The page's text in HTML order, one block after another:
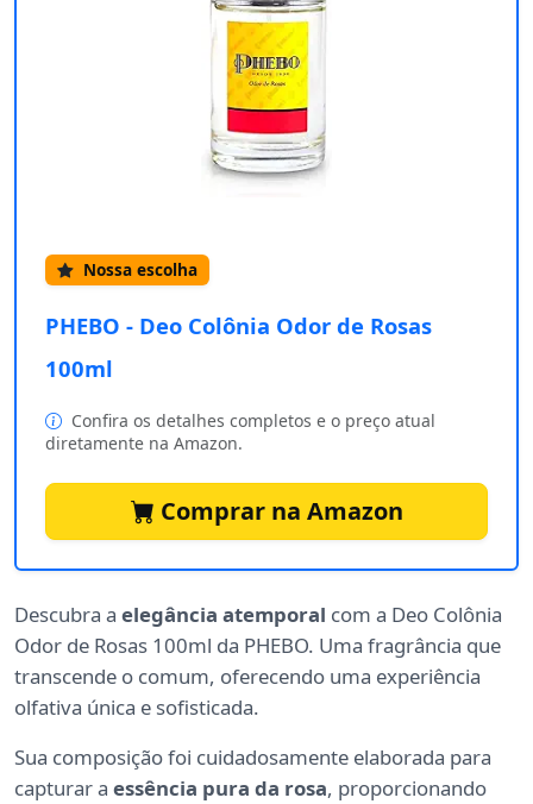
Nossa escolha
PHEBO - Deo Colônia Odor de Rosas
100ml
Confira os detalhes completos e o preço atual
diretamente na Amazon.
Comprar na Amazon
Descubra a elegância atemporal com a Deo Colônia
Odor de Rosas 100ml da PHEBO. Uma fragrância que
transcende o comum, oferecendo uma experiência
olfativa única e sofisticada.
Sua composição foi cuidadosamente elaborada para
capturar a essência pura da rosa, proporcionando